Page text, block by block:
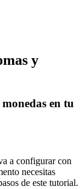
y
en tu
a configurar con
necesitas
de este tutorial.